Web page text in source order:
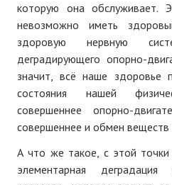
которую она обслуживает.
невозможно иметь
здоровую нервную
деградирующего опорно-
значит, всё наше здоровье
состояния нашей
совершеннее опорно-
совершеннее и обмен веществ
А что же такое, с этой точки
элементарная деградация